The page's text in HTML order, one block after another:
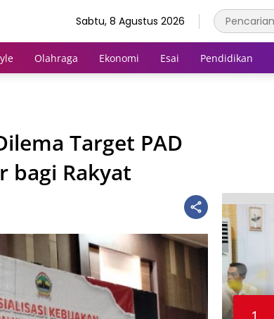
Sabtu, 8 Agustus 2026
Olahraga Ekonomi Esai Pendidikan
Target PAD
bagi Rakyat